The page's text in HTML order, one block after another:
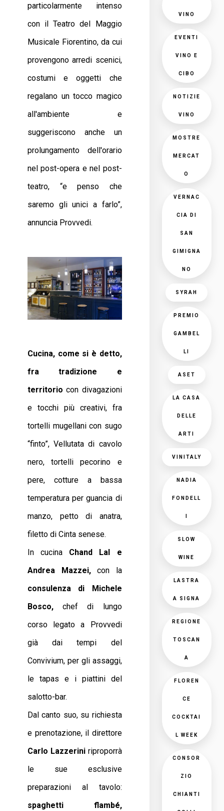
particolarmente intenso
con il Teatro del Maggio
Musicale Fiorentino, da cui
provengono arredi scenici,
costumi e oggetti che
regalano un tocco magico
all'ambiente e
suggeriscono anche un
prolungamento dell'orario
nel post-opera e nel post-
teatro, “e penso che
saremo gli unici a farlo”,
annuncia Provvedi.
Cucina, come si è detto,
fra tradizione e
territorio con divagazioni
e tocchi più creativi, fra
tortelli mugellani con sugo
“finto”, Vellutata di cavolo
nero, tortelli pecorino e
pere, cotture a bassa
temperatura per guancia di
manzo, petto di anatra,
filetto di Cinta senese.
In cucina Chand Lal e
Andrea Mazzei,con la
consulenza di Michele
Bosco, chef di lungo
corso legato a Provvedi
già dai tempi del
Convivium, per gli assaggi,
le tapas e i piattini del
salotto-bar.
Dal canto suo, su richiesta
e prenotazione, il direttore
Carlo Lazzeriniriproporrà
le sue esclusive
preparazioni al tavolo:
spaghetti flambé,
VINO
EVENTI
VINO E
CIBO
NOTIZIE
VINO
MOSTRE
MERCAT
O
VERNAC
CIA DI
SAN
GIMIGNA
NO
SYRAH
PREMIO
GAMBEL
LI
ASET
LA CASA
DELLE
ARTI
VINITALY
NADIA
FONDELL
SLOW
WINE
LASTRA
A SIGNA
REGIONE
TOSCAN
A
FLOREN
CE
COCKTAI
L WEEK
CONSOR
ZIO
CHIANTI